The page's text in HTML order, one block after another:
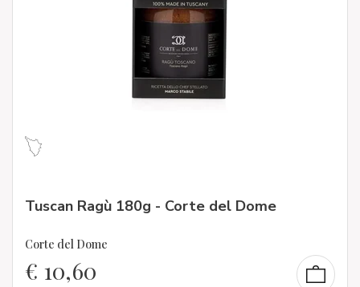
Tuscan Ragù 180g - Corte del Dome
Corte del Dome
€ 10,60